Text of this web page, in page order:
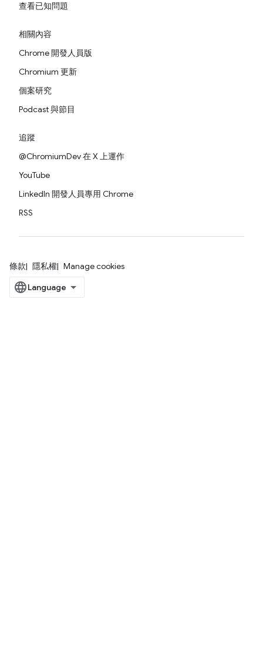
查看已知問題
相關內容
Chrome 開發人員版
Chromium 更新
個案研究
Podcast 與節目
追蹤
@ChromiumDev 在 X 上運作
YouTube
LinkedIn 開發人員專用 Chrome
RSS
條款 隱私權 Manage cookies